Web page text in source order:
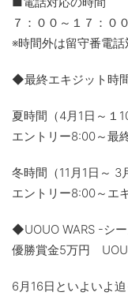
７：００～１７：００
※時間外は留守番電話
◆最終エキジット時
夏時間（4月1日～１
エントリー8:00～最
冬時間（11月1日～ 3
エントリー8:00～エ
◆UOUO WARS -シ
優勝賞金5万円
6月16日といよいよ迫